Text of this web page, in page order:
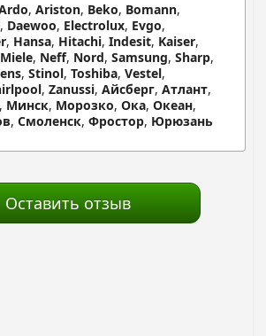
, Ariston, Beko, Bomann,
, Daewoo, Electrolux, Evgo,
, Hansa, Hitachi, Indesit, Kaiser,
Miele, Neff, Nord, Samsung, Sharp,
, Stinol, Toshiba, Vestel,
, Zanussi, Айсберг, Атлант,
, Минск, Морозко, Ока, Океан,
, Смоленск, Фростор, Юрюзань
Оставить отзыв